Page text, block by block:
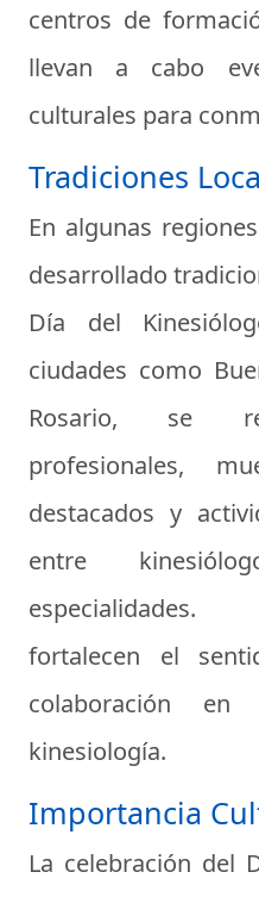
centros de
llevan a cabo
culturales para
Tradiciones
En algunas
desarrollado
Día del
ciudades como
Rosario, se
profesionales,
destacados y
entre
fortalecen el
colaboración
kinesiología.
Importancia
La celebración del